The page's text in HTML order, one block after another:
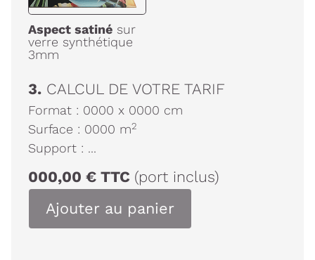
Aspect satiné sur
verre synthétique
3mm
3. CALCUL DE VOTRE TARIF
Format : 0000 x 0000 cm
Surface : 0000 m2
Support : ...
000,00 € TTC (port inclus)
Ajouter au panier